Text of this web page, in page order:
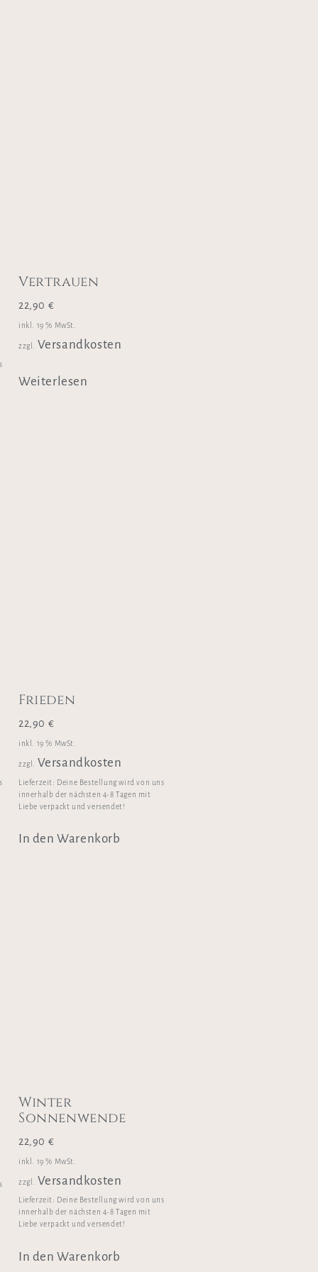
Vertrauen
22,90 €
inkl. 19 % MwSt.
zzgl. Versandkosten
Weiterlesen
Frieden
22,90 €
inkl. 19 % MwSt.
zzgl. Versandkosten
Lieferzeit: Deine Bestellung wird von uns
innerhalb der nächsten 4-8 Tagen mit
Liebe verpackt und versendet!
In den Warenkorb
Winter
Sonnenwende
22,90 €
inkl. 19 % MwSt.
zzgl. Versandkosten
Lieferzeit: Deine Bestellung wird von uns
innerhalb der nächsten 4-8 Tagen mit
Liebe verpackt und versendet!
In den Warenkorb